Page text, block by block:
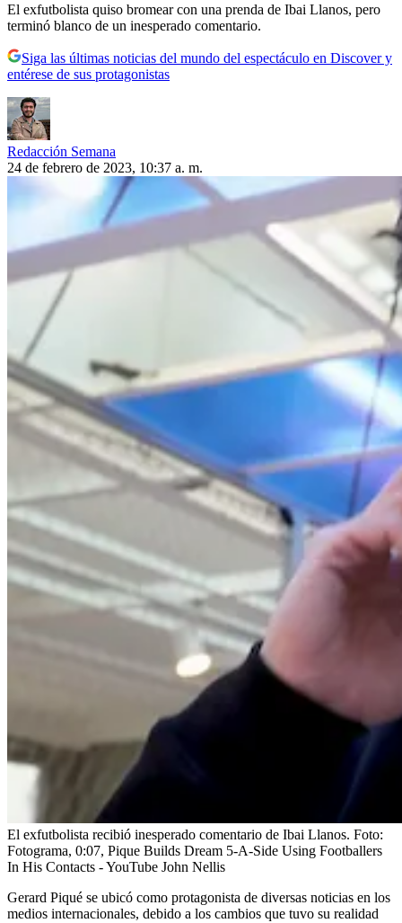
El exfutbolista quiso bromear con una prenda de Ibai Llanos, pero
terminó blanco de un inesperado comentario.
Siga las últimas noticias del mundo del espectáculo en Discover y
entérese de sus protagonistas
Redacción Semana
24 de febrero de 2023, 10:37 a. m.
El exfutbolista recibió inesperado comentario de Ibai Llanos. Foto:
Fotograma, 0:07, Pique Builds Dream 5-A-Side Using Footballers
In His Contacts - YouTube John Nellis
Gerard Piqué se ubicó como protagonista de diversas noticias en los
medios internacionales, debido a los cambios que tuvo su realidad